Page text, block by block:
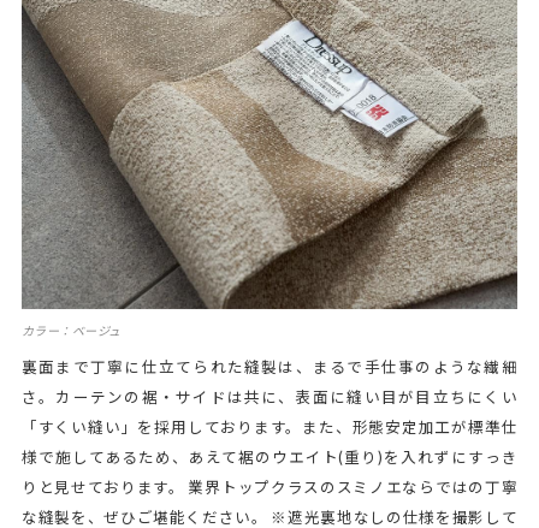
カラー：ベージュ
裏面まで丁寧に仕立てられた縫製は、まるで手仕事のような繊細
さ。カーテンの裾・サイドは共に、表面に縫い目が目立ちにくい
「すくい縫い」を採用しております。また、形態安定加工が標準仕
様で施してあるため、あえて裾のウエイト(重り)を入れずにすっき
りと見せております。 業界トップクラスのスミノエならではの丁寧
な縫製を、ぜひご堪能ください。 ※遮光裏地なしの仕様を撮影して